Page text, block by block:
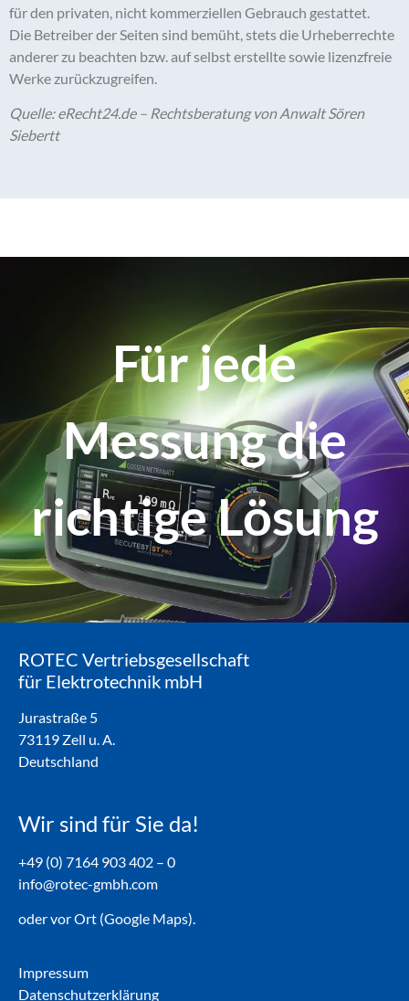
für den privaten, nicht kommerziellen Gebrauch gestattet.
Die Betreiber der Seiten sind bemüht, stets die Urheberrechte
anderer zu beachten bzw. auf selbst erstellte sowie lizenzfreie
Werke zurückzugreifen.
Quelle: eRecht24.de – Rechtsberatung von Anwalt Sören
Siebertt
Für jede
Messung die
richtige Lösung
ROTEC Vertriebsgesellschaft
für Elektrotechnik mbH
Jurastraße 5
73119 Zell u. A.
Deutschland
Wir sind für Sie da!
+49 (0) 7164 903 402 – 0
info@rotec-gmbh.com
oder vor Ort (Google Maps).
Impressum
Datenschutzerklärung